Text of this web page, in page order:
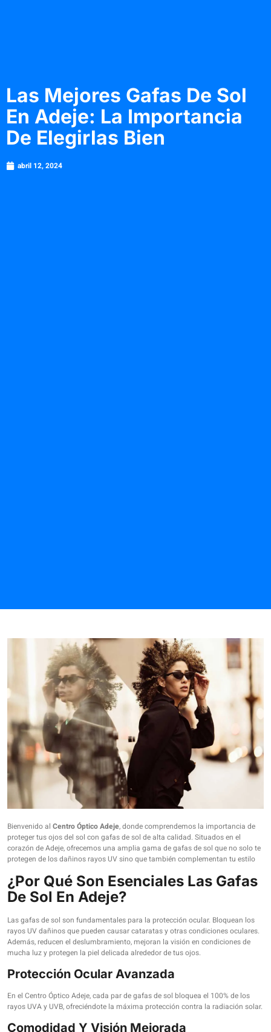
Las Mejores Gafas De Sol
En Adeje: La Importancia
De Elegirlas Bien
abril 12, 2024
Bienvenido al Centro Óptico Adeje, donde comprendemos la importancia de
proteger tus ojos del sol con gafas de sol de alta calidad. Situados en el
corazón de Adeje, ofrecemos una amplia gama de gafas de sol que no solo te
protegen de los dañinos rayos UV sino que también complementan tu estilo
¿Por Qué Son Esenciales Las Gafas
De Sol En Adeje?
Las gafas de sol son fundamentales para la protección ocular. Bloquean los
rayos UV dañinos que pueden causar cataratas y otras condiciones oculares.
Además, reducen el deslumbramiento, mejoran la visión en condiciones de
mucha luz y protegen la piel delicada alrededor de tus ojos.
Protección Ocular Avanzada
En el Centro Óptico Adeje, cada par de gafas de sol bloquea el 100% de los
rayos UVA y UVB, ofreciéndote la máxima protección contra la radiación solar.
Comodidad Y Visión Mejorada